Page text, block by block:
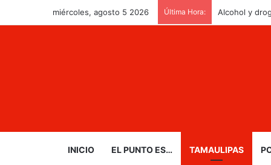
miércoles, agosto 5 2026 Última Hora: Alcohol y
INICIO EL PUNTO ES… TAMAULIPAS